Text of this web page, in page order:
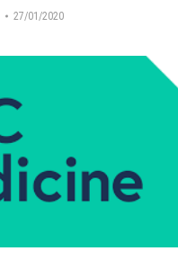
27/01/2020